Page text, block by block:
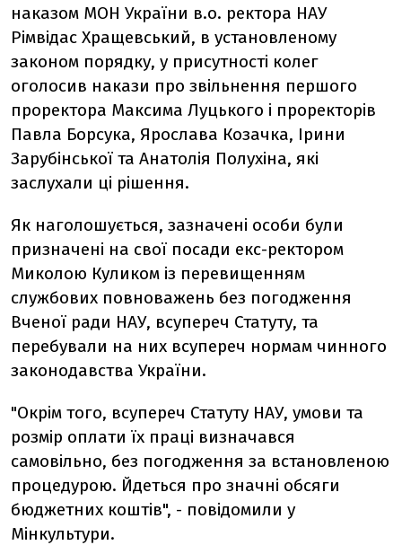
наказом МОН України в.о. ректора НАУ
Рімвідас Хращевський, в установленому
законом порядку, у присутності колег
оголосив накази про звільнення першого
проректора Максима Луцького і проректорів
Павла Борсука, Ярослава Козачка, Ірини
Зарубінської та Анатолія Полухіна, які
заслухали ці рішення.
Як наголошується, зазначені особи були
призначені на свої посади екс-ректором
Миколою Куликом із перевищенням
службових повноважень без погодження
Вченої ради НАУ, всупереч Статуту, та
перебували на них всупереч нормам чинного
законодавства України.
"Окрім того, всупереч Статуту НАУ, умови та
розмір оплати їх праці визначався
самовільно, без погодження за встановленою
процедурою. Йдеться про значні обсяги
бюджетних коштів", - повідомили у
Мінкультури.